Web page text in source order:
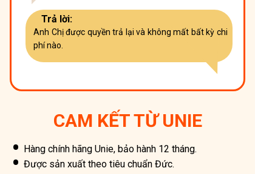
Trả lời:
Anh Chị được quyền trả lại và không mất bất kỳ chi
phí nào.
CAM KẾT TỪ UNIE
Hàng chính hãng Unie, bảo hành 12 tháng.
Được sản xuất theo tiêu chuẩn Đức.